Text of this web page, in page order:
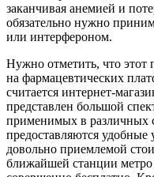
заканчивая анемией и
обязательно нужно
или интерфероном.
Нужно отметить, что этот
на фармацевтических
считается интернет-
представлен большой
применимых в различных
предоставляются удобные
довольно приемлемой
ближайшей станции